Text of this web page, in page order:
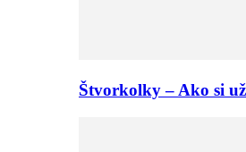
Štvorkolky – Ako si